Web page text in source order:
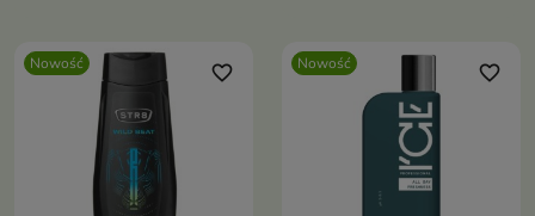
twarzy.
Nowość
favorite_border Nowość favorite_border